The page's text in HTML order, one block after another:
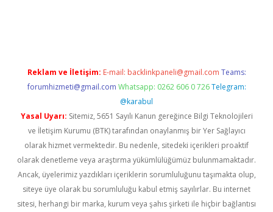
Reklam ve İletişim: E-mail: backlinkpaneli@gmail.com Teams:
forumhizmeti@gmail.com Whatsapp: 0262 606 0 726 Telegram:
@karabul
Yasal Uyarı: Sitemiz, 5651 Sayılı Kanun gereğince Bilgi Teknolojileri
ve İletişim Kurumu (BTK) tarafından onaylanmış bir Yer Sağlayıcı
olarak hizmet vermektedir. Bu nedenle, sitedeki içerikleri proaktif
olarak denetleme veya araştırma yükümlülüğümüz bulunmamaktadır.
Ancak, üyelerimiz yazdıkları içeriklerin sorumluluğunu taşımakta olup,
siteye üye olarak bu sorumluluğu kabul etmiş sayılırlar. Bu internet
sitesi, herhangi bir marka, kurum veya şahıs şirketi ile hiçbir bağlantısı